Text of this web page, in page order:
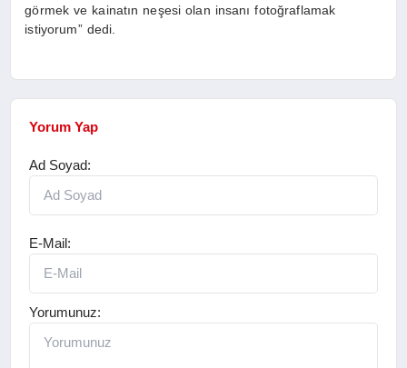
görmek ve kainatın neşesi olan insanı fotoğraflamak
istiyorum” dedi.
Yorum Yap
Ad Soyad:
E-Mail:
Yorumunuz: